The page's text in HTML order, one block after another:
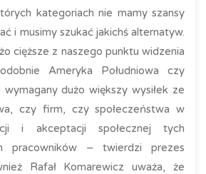
kategoriach nie mamy szansy
i musimy szukać jakichś alternatyw.
cięższe z naszego punktu widzenia
Ameryka Południowa czy
dużo większy wysiłek ze
czy firm, czy społeczeństwa w
i akceptacji społecznej tych
pracowników – twierdzi prezes
Rafał Komarewicz uważa, że